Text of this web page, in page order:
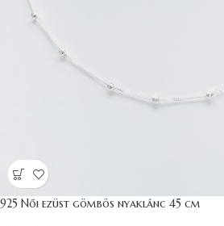
925 Női ezüst gömbös nyaklánc 45 cm